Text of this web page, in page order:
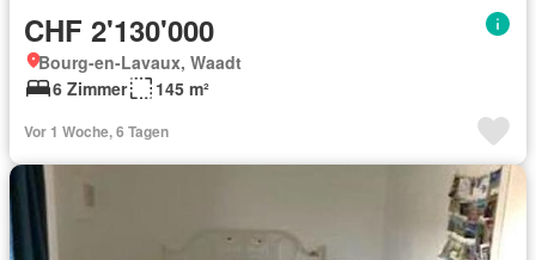
CHF 2'130'000
Bourg-en-Lavaux, Waadt
6 Zimmer
145 m²
Vor 1 Woche, 6 Tagen